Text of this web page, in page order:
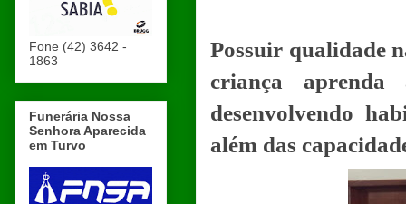
Possuir qualidade
criança
desenvolvendo
além das
Fone (42) 3642 -
1863
Funerária Nossa
Senhora Aparecida
em Turvo